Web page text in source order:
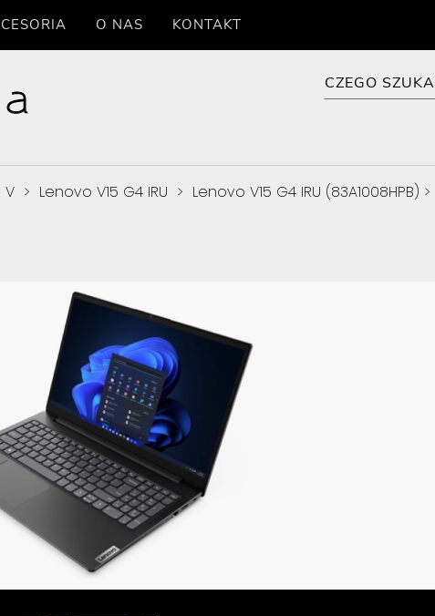
O NAS KONTAKT
V > Lenovo V15 G4 IRU > Lenovo V15 G4 IRU (83A1008HPB) >